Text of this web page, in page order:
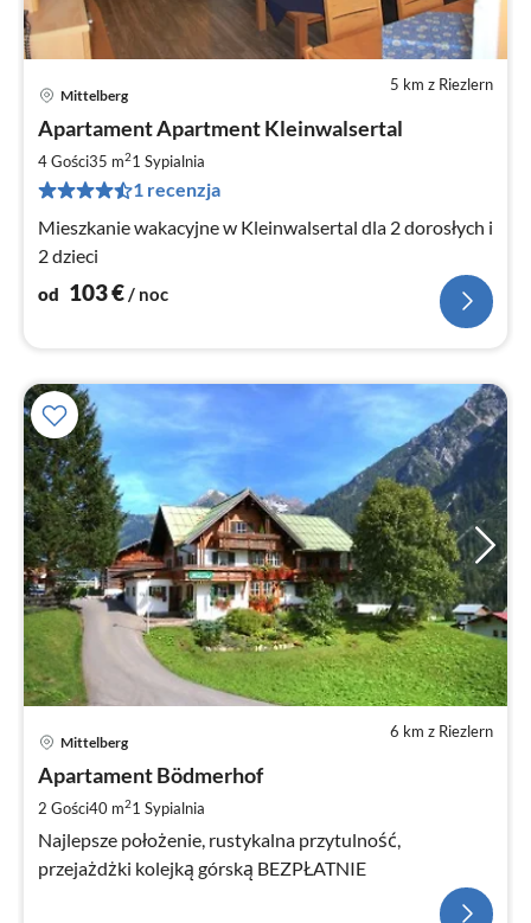
5 km z Riezlern
Mittelberg
Apartament Apartment Kleinwalsertal
4 Gości35 m21 Sypialnia
1 recenzja
Mieszkanie wakacyjne w Kleinwalsertal dla 2 dorosłych i
2 dzieci
od 103€/ noc
6 km z Riezlern
Mittelberg
Apartament Bödmerhof
2 Gości40 m21 Sypialnia
Najlepsze położenie, rustykalna przytulność,
przejażdżki kolejką górską BEZPŁATNIE